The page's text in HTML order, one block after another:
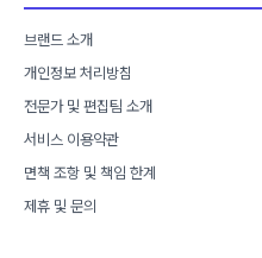
브랜드 소개
개인정보 처리방침
전문가 및 편집팀 소개
서비스 이용약관
면책 조항 및 책임 한계
제휴 및 문의